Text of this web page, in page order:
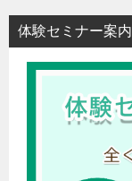
体験セミナー案内